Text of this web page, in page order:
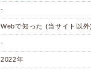
-
Webで知った (当サイト以外)
-
2022年